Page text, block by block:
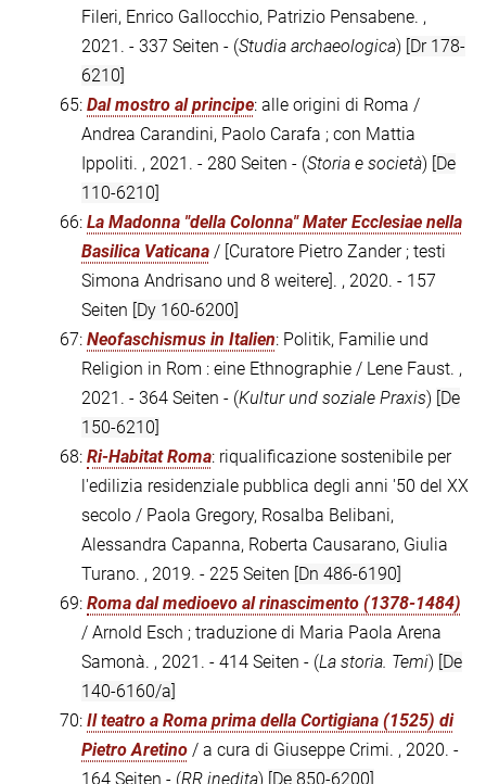
Fileri, Enrico Gallocchio, Patrizio Pensabene. ,
2021. - 337 Seiten - (Studia archaeologica) [Dr 178-
6210]
65: Dal mostro al principe: alle origini di Roma /
Andrea Carandini, Paolo Carafa ; con Mattia
Ippoliti. , 2021. - 280 Seiten - (Storia e società) [De
110-6210]
66: La Madonna "della Colonna" Mater Ecclesiae nella
Basilica Vaticana / [Curatore Pietro Zander ; testi
Simona Andrisano und 8 weitere]. , 2020. - 157
Seiten [Dy 160-6200]
67: Neofaschismus in Italien: Politik, Familie und
Religion in Rom : eine Ethnographie / Lene Faust. ,
2021. - 364 Seiten - (Kultur und soziale Praxis) [De
150-6210]
68: Ri-Habitat Roma: riqualificazione sostenibile per
l'edilizia residenziale pubblica degli anni '50 del XX
secolo / Paola Gregory, Rosalba Belibani,
Alessandra Capanna, Roberta Causarano, Giulia
Turano. , 2019. - 225 Seiten [Dn 486-6190]
69: Roma dal medioevo al rinascimento (1378-1484)
/ Arnold Esch ; traduzione di Maria Paola Arena
Samonà. , 2021. - 414 Seiten - (La storia. Temi) [De
140-6160/a]
70: Il teatro a Roma prima della Cortigiana (1525) di
Pietro Aretino / a cura di Giuseppe Crimi. , 2020. -
164 Seiten - (RR inedita) [De 850-6200]